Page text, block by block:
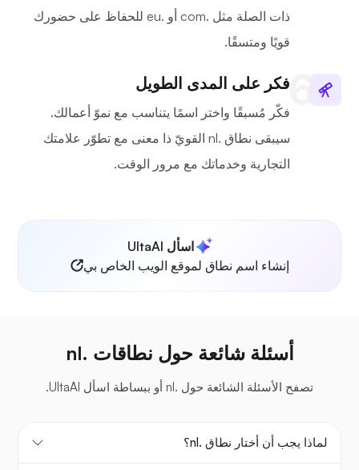
ذات الصلة مثل .com أو .eu للحفاظ على حضورك
قويًا ومتسقًا.
فكر على المدى الطويل
فكّر مُسبقًا واختر اسمًا يتناسب مع نموّ أعمالك.
سيبقى نطاق .nl القويّ ذا معنى مع تطوّر علامتك
التجارية وخدماتك مع مرور الوقت.
اسأل UltaAI
إنشاء اسم نطاق لموقع الويب الخاص بي
أسئلة شائعة حول نطاقات .nl
تصفح الأسئلة الشائعة حول .nl أو ببساطة اسأل UltaAI.
لماذا يجب أن أختار نطاق .nl؟